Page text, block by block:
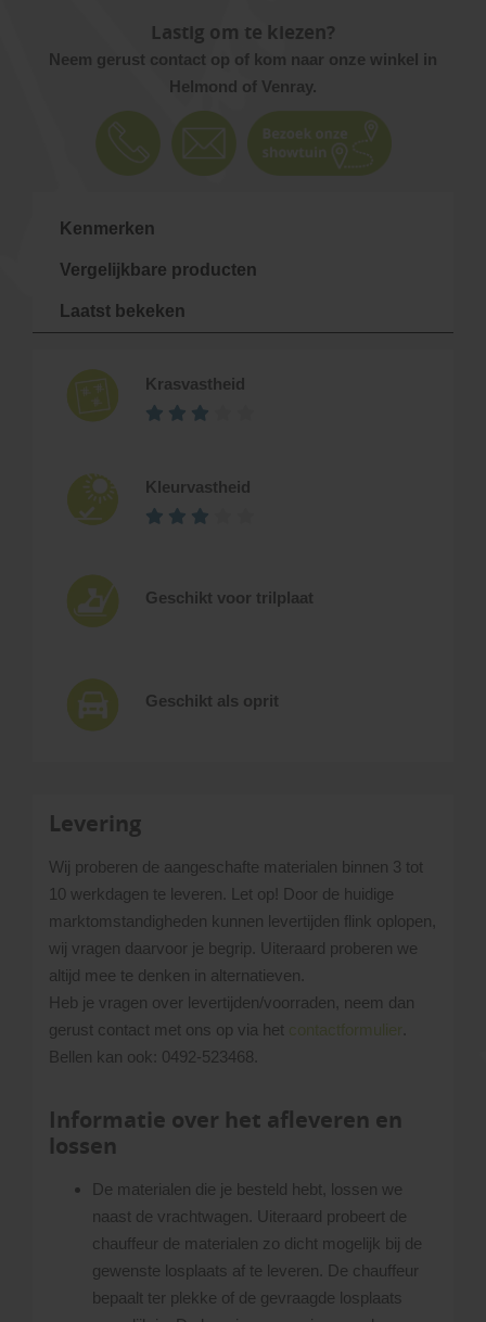
Lastig om te kiezen?
Neem gerust contact op of kom naar onze winkel in
Helmond of Venray.
Kenmerken
Vergelijkbare producten
Laatst bekeken
Krasvastheid
Kleurvastheid
Geschikt voor trilplaat
Geschikt als oprit
Levering
Wij proberen de aangeschafte materialen binnen 3 tot
10 werkdagen te leveren. Let op! Door de huidige
marktomstandigheden kunnen levertijden flink oplopen,
wij vragen daarvoor je begrip. Uiteraard proberen we
altijd mee te denken in alternatieven.
Heb je vragen over levertijden/voorraden, neem dan
gerust contact met ons op via het contactformulier
Bellen kan ook: 0492-523468.
Informatie over het afleveren en
lossen
De materialen die je besteld hebt, lossen we
naast de vrachtwagen. Uiteraard probeert de
chauffeur de materialen zo dicht mogelijk bij de
gewenste losplaats af te leveren. De chauffeur
bepaalt ter plekke of de gevraagde losplaats